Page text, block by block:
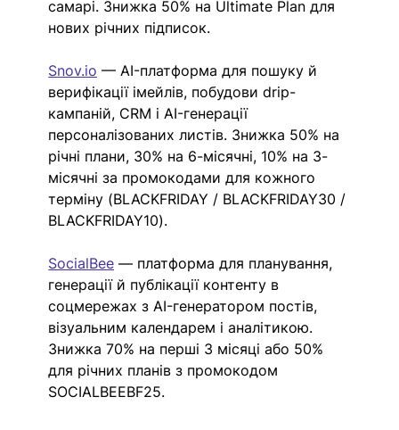
самарі. Знижка 50% на Ultimate Plan для
нових річних підписок.
Snov.io — AI-платформа для пошуку й
верифікації імейлів, побудови drip-
кампаній, CRM і AI-генерації
персоналізованих листів. Знижка 50% на
річні плани, 30% на 6-місячні, 10% на 3-
місячні за промокодами для кожного
терміну (BLACKFRIDAY / BLACKFRIDAY30 /
BLACKFRIDAY10).
SocialBee — платформа для планування,
генерації й публікації контенту в
соцмережах з AI-генератором постів,
візуальним календарем і аналітикою.
Знижка 70% на перші 3 місяці або 50%
для річних планів з промокодом
SOCIALBEEBF25.